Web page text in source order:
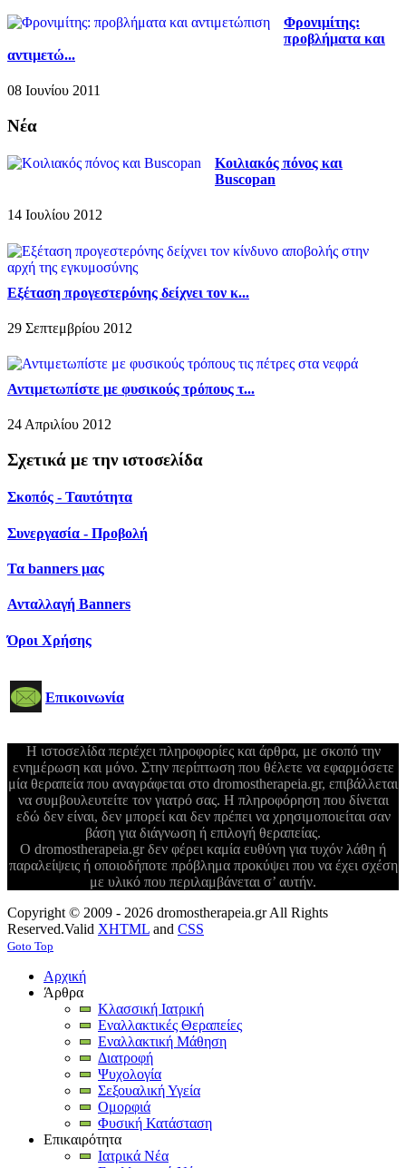
Φρονιμίτης:
προβλήματα και
αντιμετώ...
08 Ιουνίου 2011
Νέα
Κοιλιακός πόνος και
Buscopan
14 Ιουλίου 2012
Εξέταση προγεστερόνης δείχνει τον κ...
29 Σεπτεμβρίου 2012
Αντιμετωπίστε με φυσικούς τρόπους τ...
24 Απριλίου 2012
Σχετικά με την ιστοσελίδα
Σκοπός - Ταυτότητα
Συνεργασία - Προβολή
Τα banners μας
Ανταλλαγή Banners
Όροι Χρήσης
Επικοινωνία
Η ιστοσελίδα περιέχει πληροφορίες και άρθρα, με σκοπό την
ενημέρωση και μόνο. Στην περίπτωση που θέλετε να εφαρμόσετε
μία θεραπεία που αναγράφεται στο dromostherapeia.gr, επιβάλλεται
να συμβουλευτείτε τον γιατρό σας. Η πληροφόρηση που δίνεται
εδώ δεν είναι, δεν μπορεί και δεν πρέπει να χρησιμοποιείται σαν
βάση για διάγνωση ή επιλογή θεραπείας.
Ο dromostherapeia.gr δεν φέρει καμία ευθύνη για τυχόν λάθη ή
παραλείψεις ή οποιοδήποτε πρόβλημα προκύψει που να έχει σχέση
με υλικό που περιλαμβάνεται σ’ αυτήν.
Copyright © 2009 - 2026 dromostherapeia.gr All Rights
Reserved.Valid XHTML and CSS
Goto Top
Αρχική
Άρθρα
Κλασσική Ιατρική
Εναλλακτικές Θεραπείες
Εναλλακτική Μάθηση
Διατροφή
Ψυχολογία
Σεξουαλική Υγεία
Ομορφιά
Φυσική Κατάσταση
Επικαιρότητα
Ιατρικά Νέα